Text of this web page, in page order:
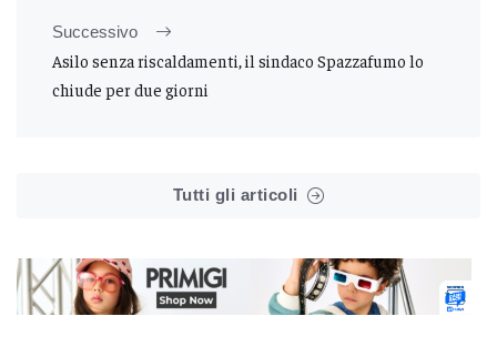
Successivo
Asilo senza riscaldamenti, il sindaco Spazzafumo lo
chiude per due giorni
Tutti gli articoli